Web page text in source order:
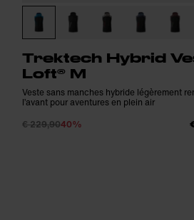
Trektech Hybrid
Loft® M
Veste sans manches hybride légèrement
l’avant pour aventures en plein air
€ 229,9040%